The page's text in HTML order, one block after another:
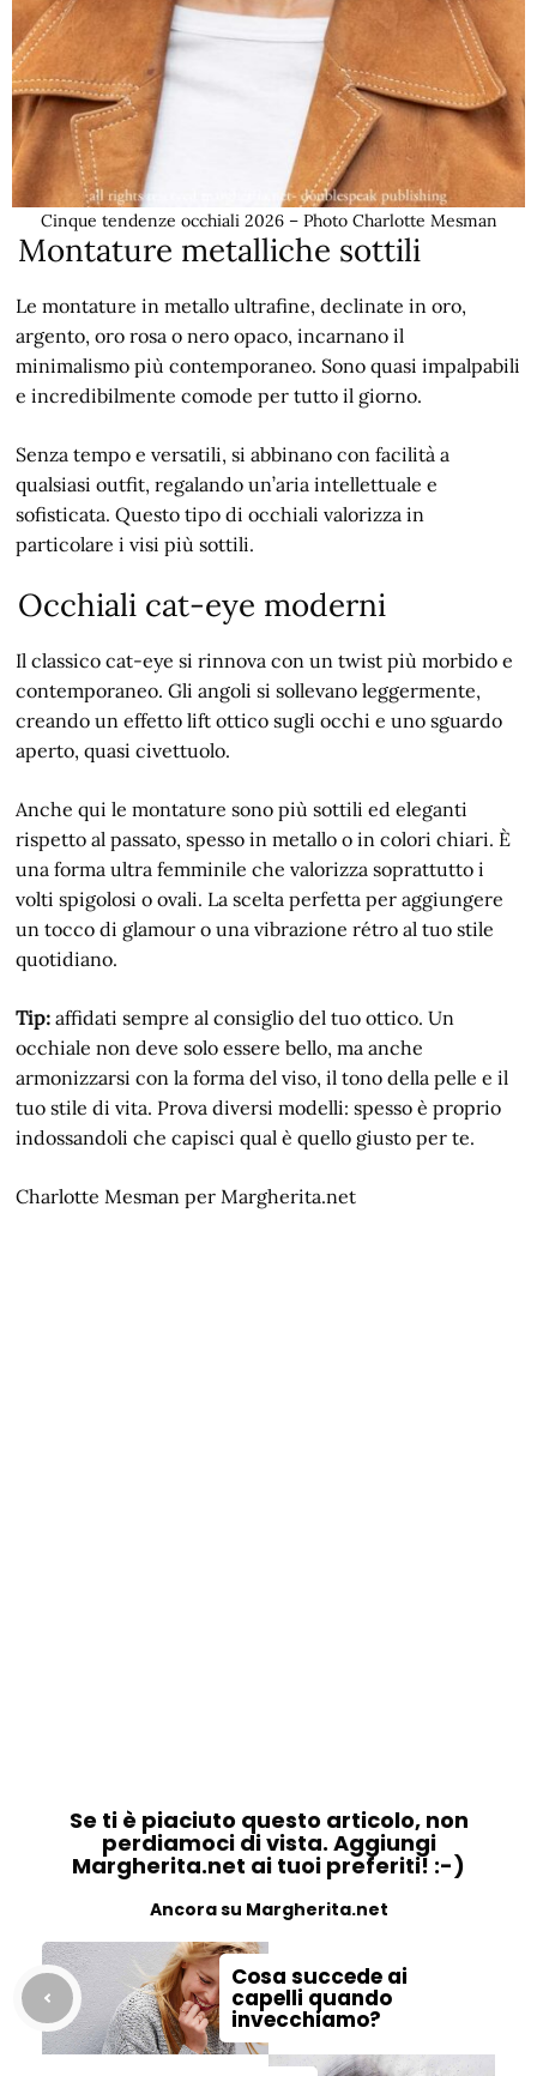
Cinque tendenze occhiali 2026 – Photo Charlotte Mesman
Montature metalliche sottili
Le montature in metallo ultrafine, declinate in oro,
argento, oro rosa o nero opaco, incarnano il
minimalismo più contemporaneo. Sono quasi impalpabili
e incredibilmente comode per tutto il giorno.
Senza tempo e versatili, si abbinano con facilità a
qualsiasi outfit, regalando un’aria intellettuale e
sofisticata. Questo tipo di occhiali valorizza in
particolare i visi più sottili.
Occhiali cat-eye moderni
Il classico cat-eye si rinnova con un twist più morbido e
contemporaneo. Gli angoli si sollevano leggermente,
creando un effetto lift ottico sugli occhi e uno sguardo
aperto, quasi civettuolo.
Anche qui le montature sono più sottili ed eleganti
rispetto al passato, spesso in metallo o in colori chiari. È
una forma ultra femminile che valorizza soprattutto i
volti spigolosi o ovali. La scelta perfetta per aggiungere
un tocco di glamour o una vibrazione rétro al tuo stile
quotidiano.
Tip: affidati sempre al consiglio del tuo ottico. Un
occhiale non deve solo essere bello, ma anche
armonizzarsi con la forma del viso, il tono della pelle e il
tuo stile di vita. Prova diversi modelli: spesso è proprio
indossandoli che capisci qual è quello giusto per te.
Charlotte Mesman per Margherita.net
Se ti è piaciuto questo articolo, non
perdiamoci di vista. Aggiungi
Margherita.net ai tuoi preferiti! :-)
Ancora su Margherita.net
Cosa succede ai
capelli quando
invecchiamo?